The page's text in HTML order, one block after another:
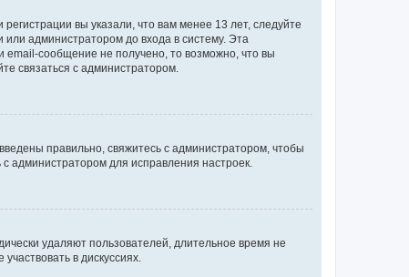
вы указали, что вам менее 13 лет, следуйте
администратором до входа в систему. Эта
сообщение не получено, то возможно, что вы
связаться с администратором.
правильно, свяжитесь с администратором, чтобы
администратором для исправления настроек.
удаляют пользователей, длительное время не
в дискуссиях.